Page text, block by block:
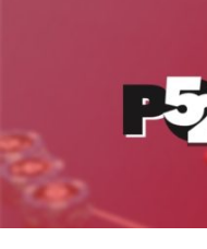
Ramzi Jelassi out,